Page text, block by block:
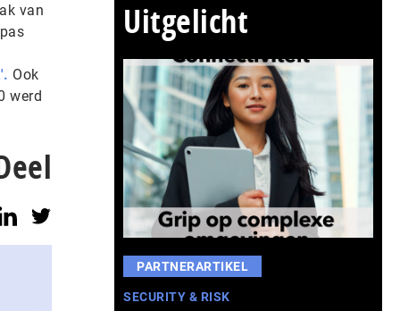
van
Ook
werd
Uitgelicht
PARTNERARTIKEL
SECURITY & RISK